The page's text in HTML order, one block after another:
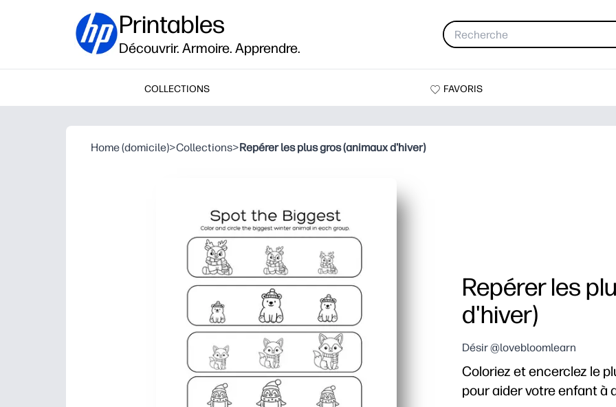
Printables
Découvrir. Armoire. Apprendre.
COLLECTIONS FAVORIS
Home (domicile)>Collections>Repérer les plus gros (animaux d'hiver)
Repérer les
d'hiver)
Désir @lovebloomlearn
Coloriez et encerclez le
pour aider votre enfant à